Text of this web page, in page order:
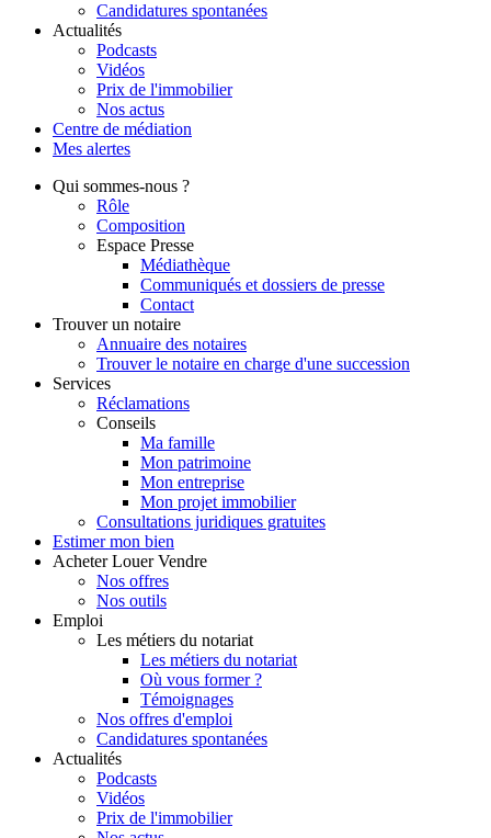
Candidatures spontanées
Actualités
Podcasts
Vidéos
Prix de l'immobilier
Nos actus
Centre de médiation
Mes alertes
Qui sommes-nous ?
Rôle
Composition
Espace Presse
Médiathèque
Communiqués et dossiers de presse
Contact
Trouver un notaire
Annuaire des notaires
Trouver le notaire en charge d'une succession
Services
Réclamations
Conseils
Ma famille
Mon patrimoine
Mon entreprise
Mon projet immobilier
Consultations juridiques gratuites
Estimer mon bien
Acheter Louer Vendre
Nos offres
Nos outils
Emploi
Les métiers du notariat
Les métiers du notariat
Où vous former ?
Témoignages
Nos offres d'emploi
Candidatures spontanées
Actualités
Podcasts
Vidéos
Prix de l'immobilier